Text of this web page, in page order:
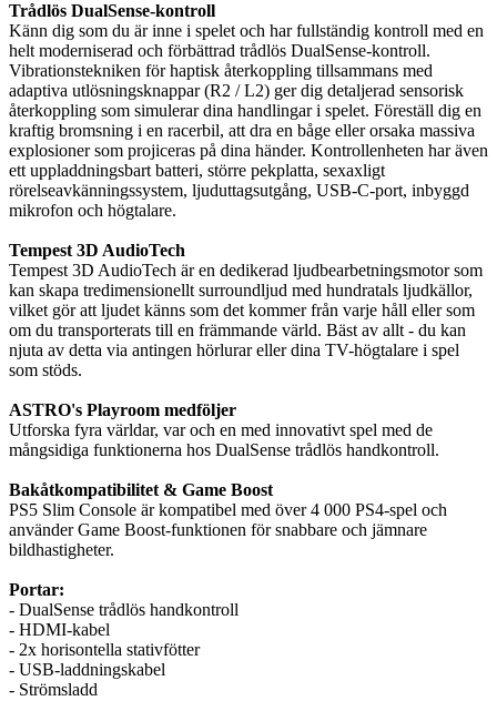
Trådlös DualSense-kontroll
Känn dig som du är inne i spelet och har fullständig kontroll med en
helt moderniserad och förbättrad trådlös DualSense-kontroll.
Vibrationstekniken för haptisk återkoppling tillsammans med
adaptiva utlösningsknappar (R2 / L2) ger dig detaljerad sensorisk
återkoppling som simulerar dina handlingar i spelet. Föreställ dig en
kraftig bromsning i en racerbil, att dra en båge eller orsaka massiva
explosioner som projiceras på dina händer. Kontrollenheten har även
ett uppladdningsbart batteri, större pekplatta, sexaxligt
rörelseavkänningssystem, ljuduttagsutgång, USB-C-port, inbyggd
mikrofon och högtalare.
Tempest 3D AudioTech
Tempest 3D AudioTech är en dedikerad ljudbearbetningsmotor som
kan skapa tredimensionellt surroundljud med hundratals ljudkällor,
vilket gör att ljudet känns som det kommer från varje håll eller som
om du transporterats till en främmande värld. Bäst av allt - du kan
njuta av detta via antingen hörlurar eller dina TV-högtalare i spel
som stöds.
ASTRO's Playroom medföljer
Utforska fyra världar, var och en med innovativt spel med de
mångsidiga funktionerna hos DualSense trådlös handkontroll.
Bakåtkompatibilitet & Game Boost
PS5 Slim Console är kompatibel med över 4 000 PS4-spel och
använder Game Boost-funktionen för snabbare och jämnare
bildhastigheter.
Portar:
- DualSense trådlös handkontroll
- HDMI-kabel
- 2x horisontella stativfötter
- USB-laddningskabel
- Strömsladd